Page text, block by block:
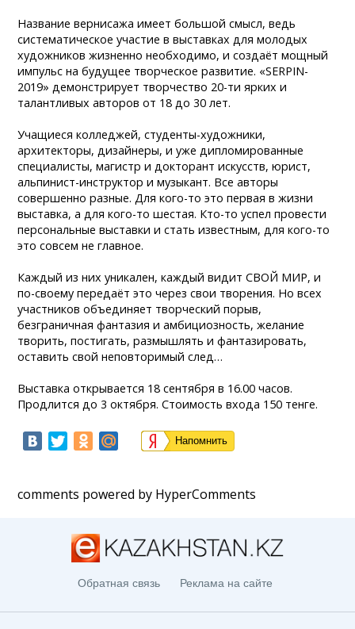
Название вернисажа имеет большой смысл, ведь
систематическое участие в выставках для молодых
художников жизненно необходимо, и создаёт мощный
импульс на будущее творческое развитие. «SERPIN-
2019» демонстрирует творчество 20-ти ярких и
талантливых авторов от 18 до 30 лет.
Учащиеся колледжей, студенты-художники,
архитекторы, дизайнеры, и уже дипломированные
специалисты, магистр и докторант искусств, юрист,
альпинист-инструктор и музыкант. Все авторы
совершенно разные. Для кого-то это первая в жизни
выставка, а для кого-то шестая. Кто-то успел провести
персональные выставки и стать известным, для кого-то
это совсем не главное.
Каждый из них уникален, каждый видит СВОЙ МИР, и
по-своему передаёт это через свои творения. Но всех
участников объединяет творческий порыв,
безграничная фантазия и амбициозность, желание
творить, постигать, размышлять и фантазировать,
оставить свой неповторимый след…
Выставка открывается 18 сентября в 16.00 часов.
Продлится до 3 октября. Стоимость входа 150 тенге.
Напомнить
comments powered by HyperComments
Обратная связь Реклама на сайте